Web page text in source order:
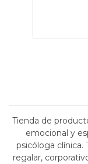
Tienda de
emocional y
psicóloga
regalar,